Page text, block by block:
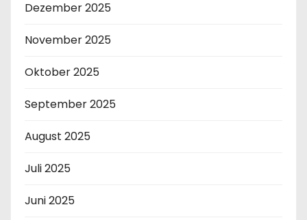
Dezember 2025
November 2025
Oktober 2025
September 2025
August 2025
Juli 2025
Juni 2025